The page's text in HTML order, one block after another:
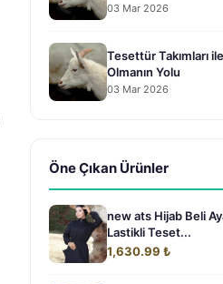
03 Mar 2026
Tesettür Takımları
Olmanın Yolu
03 Mar 2026
Öne Çıkan Ürünler
new ats Hijab Beli
Lastikli Teset...
1,630.99 ₺